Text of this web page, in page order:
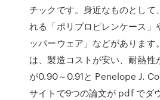
チックです。身近なものとして
れる「ポリプロピレンケース」
ッパーウェア」などがあります
は、製造コストが安い、耐熱性
が0.90～0.91と Penelope J.
サイトで9つの論文が pdf でダ